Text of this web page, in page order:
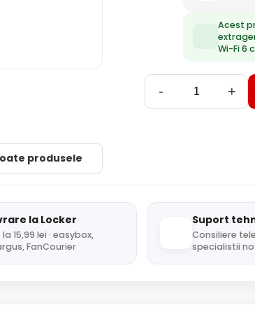
produsele
Acest
Wi-Fi 6
- +
la Locker
15,99 lei · easybox,
FanCourier
Suport
Consiliere
specialistii